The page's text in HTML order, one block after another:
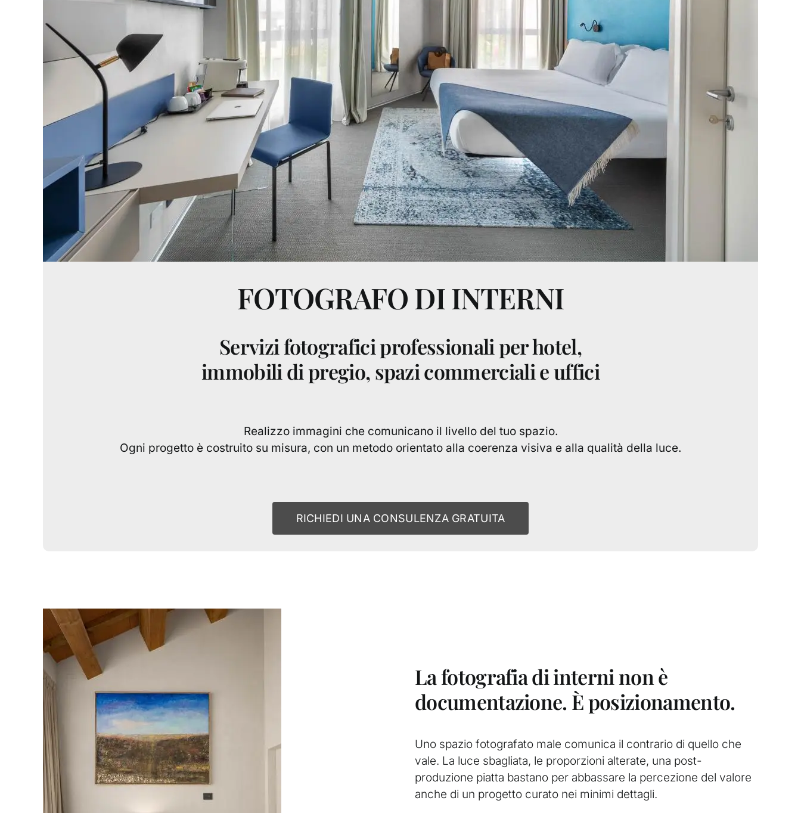
FOTOGRAFO DI INTERNI
Servizi fotografici professionali per hotel,
immobili di pregio, spazi commerciali e uffici
Realizzo immagini che comunicano il livello del tuo spazio.
Ogni progetto è costruito su misura, con un metodo orientato alla coerenza visiva e alla qualità della luce.
RICHIEDI UNA CONSULENZA GRATUITA
La fotografia di interni non è
documentazione. È posizionamento.
Uno spazio fotografato male comunica il contrario di quello che
vale. La luce sbagliata, le proporzioni alterate, una post-
produzione piatta bastano per abbassare la percezione del valore
anche di un progetto curato nei minimi dettagli.